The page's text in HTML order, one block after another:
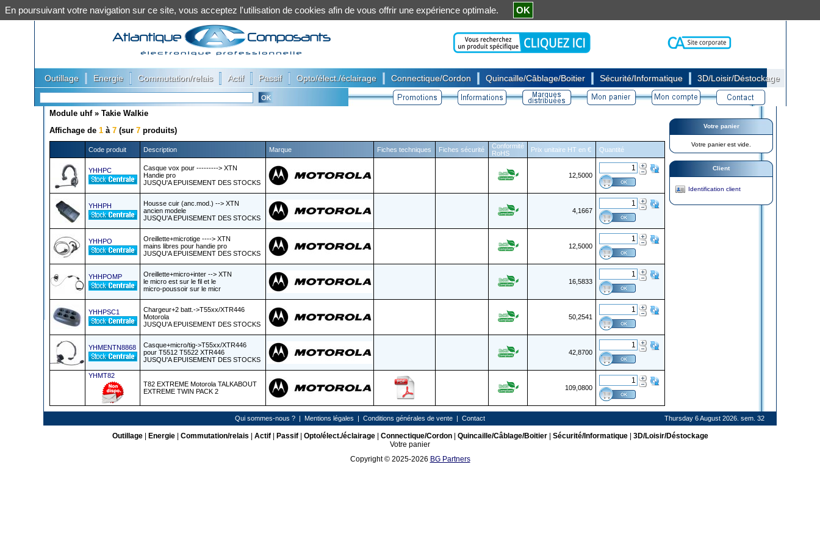
Outillage Energie Commutation/relais Actif Passif Opto/élect./éclairage Connectique/Cordon Quincaille/Câblage/Boitier Sécurité/Informatique 3D/Loisir/Déstockage
Module uhf» Takie Walkie
Affichage de 1 à 7 (sur 7 produits)
Code produit Description Marque Fiches techniques Fiches sécurité
Conformité
RoHS
Prix unitaire HT en € Quantité
YHHPC
Casque vox pour ---------> XTN
Handie pro
JUSQU'A EPUISEMENT DES STOCKS
12,5000
YHHPH
Housse cuir (anc.mod.) --> XTN
ancien modele
JUSQU'A EPUISEMENT DES STOCKS
4,1667
YHHPO
Oreillette+microtige ----> XTN
mains libres pour handie pro
JUSQU'A EPUISEMENT DES STOCKS
12,5000
YHHPOMP
Oreillette+micro+inter --> XTN
le micro est sur le fil et le
micro-poussoir sur le micr
16,5833
YHHPSC1
Chargeur+2 batt.->T55xx/XTR446
Motorola
JUSQU'A EPUISEMENT DES STOCKS
50,2541
YHMENTN8868
Casque+micro/tig->T55xx/XTR446
pour T5512 T5522 XTR446
JUSQU'A EPUISEMENT DES STOCKS
42,8700
YHMT82
T82 EXTREME Motorola TALKABOUT
EXTREME TWIN PACK 2
109,0800
Votre panier
Votre panier est vide.
Client
Identification client
Qui sommes-nous ? | Mentions légales | Conditions générales de vente | Contact Thursday 6 August 2026. sem. 32
Outillage| Energie| Commutation/relais Actif| Passif| Opto/élect./éclairage| Connectique/Cordon| Quincaille/Câblage/Boitier| Sécurité/Informatique| 3D/Loisir/Déstockage
Votre panier
Copyright © 2025-2026 BG Partners
En poursuivant votre navigation sur ce site, vous acceptez l'utilisation de cookies afin de vous offrir une expérience optimale. OK